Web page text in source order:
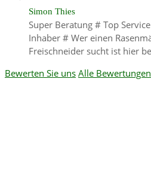
Simon Thies
Super Beratung # Top
Inhaber # Wer einen
Freischneider sucht ist hier
Bewerten Sie uns Alle